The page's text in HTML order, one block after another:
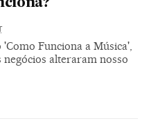
Funciona a Música',
alteraram nosso